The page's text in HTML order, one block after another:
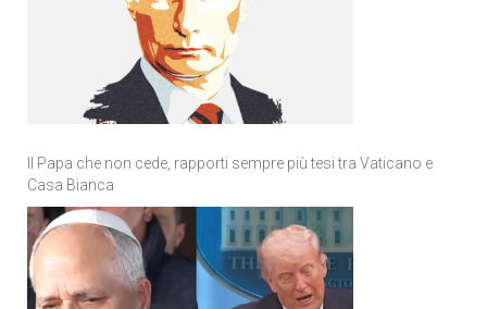
Il Papa che non cede, rapporti sempre più tesi tra Vaticano e
Casa Bianca